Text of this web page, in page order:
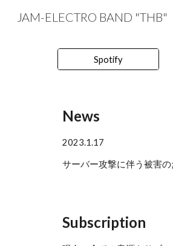
JAM-ELECTRO BAND "THB"
Spotify
News
2023.1.17
サーバー攻撃に伴う被害
Subscription